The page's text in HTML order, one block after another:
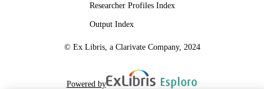
Researcher Profiles Index
Output Index
© Ex Libris, a Clarivate Company, 2024
Powered by